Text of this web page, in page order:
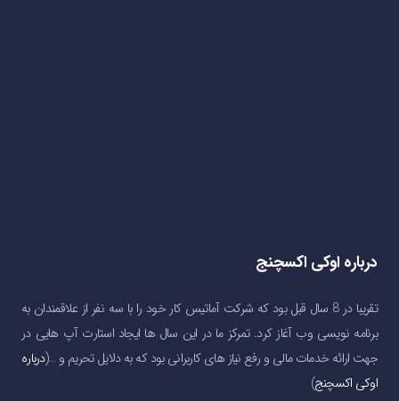
درباره اوکی اکسچنج
تقریبا در 8 سال قبل بود که شرکت آماتیس کار خود را با سه نفر از علاقمندان به
برنامه نویسی وب آغاز کرد. تمرکز ما در این سال ها ایجاد استارت آپ هایی در
جهت ارائه خدمات مالی و رفع نیاز های کاربرانی بود که به دلایل تحریم و …(درباره
اوکی اکسچنج)